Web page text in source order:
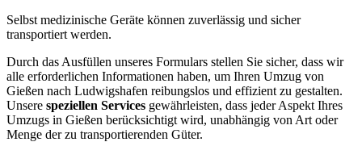
Selbst medizinische Geräte können zuverlässig und sicher
transportiert werden.
Durch das Ausfüllen unseres Formulars stellen Sie sicher, dass wir
alle erforderlichen Informationen haben, um Ihren Umzug von
Gießen nach Ludwigshafen reibungslos und effizient zu gestalten.
Unsere speziellen Services gewährleisten, dass jeder Aspekt Ihres
Umzugs in Gießen berücksichtigt wird, unabhängig von Art oder
Menge der zu transportierenden Güter.